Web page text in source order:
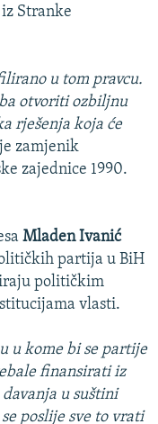
iz Stranke
u tom pravcu.
otvoriti ozbiljnu
rješenja koja će
zamjenik
zajednice 1990.
Mladen Ivanić
partija u BiH
političkim
vlasti.
u kome bi se partije
finansirati iz
u suštini
poslije sve to vrati